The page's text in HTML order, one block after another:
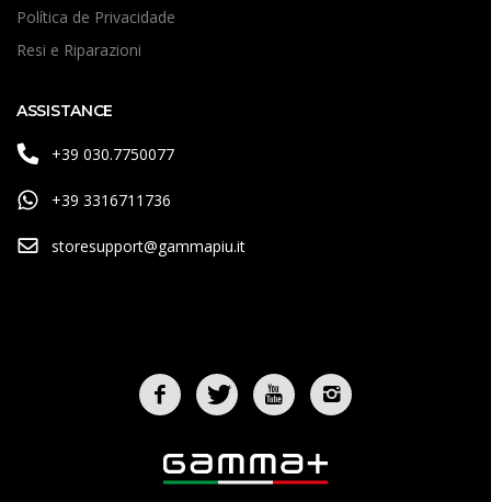
Política de Privacidade
Resi e Riparazioni
ASSISTANCE
+39 030.7750077
+39 3316711736
storesupport@gammapiu.it